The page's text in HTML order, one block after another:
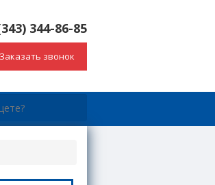
344-86-85
Заказать звонок